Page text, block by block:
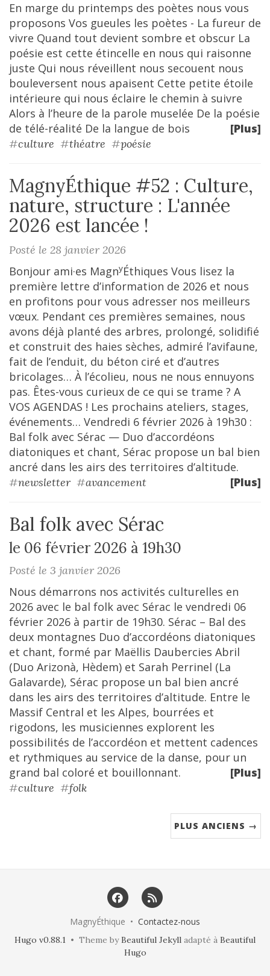
En marge du printemps des poètes nous vous
proposons Vos gueules les poètes - La fureur de
vivre Quand tout devient sombre et obscur La
poésie est cette étincelle en nous qui raisonne
juste Qui nous réveillent nous secouent nous
bouleversent nous apaisent Cette petite étoile
intérieure qui nous éclaire le chemin à suivre
Alors à l’heure de la parole muselée De la poésie
de télé-réalité De la langue de bois
[Plus]
#culture #théatre #poésie
MagnyÉthique #52 : Culture,
nature, structure : L'année
2026 est lancée !
Posté le 28 janvier 2026
Bonjour ami·es MagnyÉthiques Vous lisez la
première lettre d’information de 2026 et nous
en profitons pour vous adresser nos meilleurs
vœux. Pendant ces premières semaines, nous
avons déjà planté des arbres, prolongé, solidifié
et construit des haies sèches, admiré l’avifaune,
fait de l’enduit, du béton ciré et d’autres
bricolages… À l’écolieu, nous ne nous ennuyons
pas. Êtes-vous curieux de ce qui se trame ? A
VOS AGENDAS ! Les prochains ateliers, stages,
événements… Vendredi 6 février 2026 à 19h30 :
Bal folk avec Sérac — Duo d’accordéons
diatoniques et chant, Sérac propose un bal bien
ancré dans les airs des territoires d’altitude.
[Plus]
#newsletter #avancement
Bal folk avec Sérac
le 06 février 2026 à 19h30
Posté le 3 janvier 2026
Nous démarrons nos activités culturelles en
2026 avec le bal folk avec Sérac le vendredi 06
février 2026 à partir de 19h30. Sérac – Bal des
deux montagnes Duo d’accordéons diatoniques
et chant, formé par Maëllis Daubercies Abril
(Duo Arizonà, Hèdem) et Sarah Perrinel (La
Galavarde), Sérac propose un bal bien ancré
dans les airs des territoires d’altitude. Entre le
Massif Central et les Alpes, bourrées et
rigodons, les musiciennes explorent les
possibilités de l’accordéon et mettent cadences
et rythmiques au service de la danse, pour un
grand bal coloré et bouillonnant.
[Plus]
#culture #folk
PLUS ANCIENS →
MagnyÉthique • Contactez-nous
Hugo v0.88.1 • Theme byBeautiful Jekyll adapté à Beautiful
Hugo